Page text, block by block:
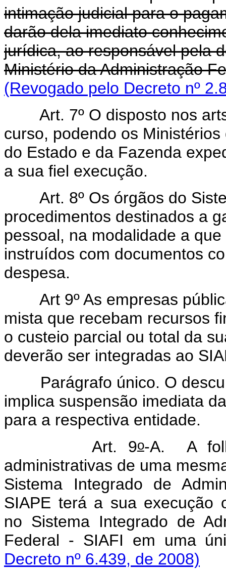
intimação judicial para o
darão dela imediato
jurídica, ao responsável pela
Ministério da Administração
(Revogado pelo Decreto nº
Art. 7º O disposto nos
curso, podendo os
do Estado e da Fazenda
a sua fiel execução.
Art. 8º Os órgãos do
procedimentos destinados a
pessoal, na modalidade a
instruídos com documentos
despesa.
Art 9º As empresas
mista que recebam recursos
o custeio parcial ou total da
deverão ser integradas ao
Parágrafo único. O
implica suspensão imediata
para a respectiva entidade.
Art. 9o-A.A
administrativas de uma
Sistema Integrado de
SIAPE terá a sua execução
no Sistema Integrado de
Federal - SIAFI em uma
Decreto nº 6.439, de 2008)